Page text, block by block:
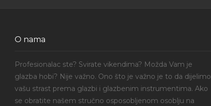
O nama
Profesionalac ste? Svirate vikendima? Možda Vam je
glazba hobi? Nije važno. Ono što je važno je to da dijelimo
vašu strast prema glazbi i glazbenim instrumentima. Ako
se obratite našem stručno osposobljenom osoblju na